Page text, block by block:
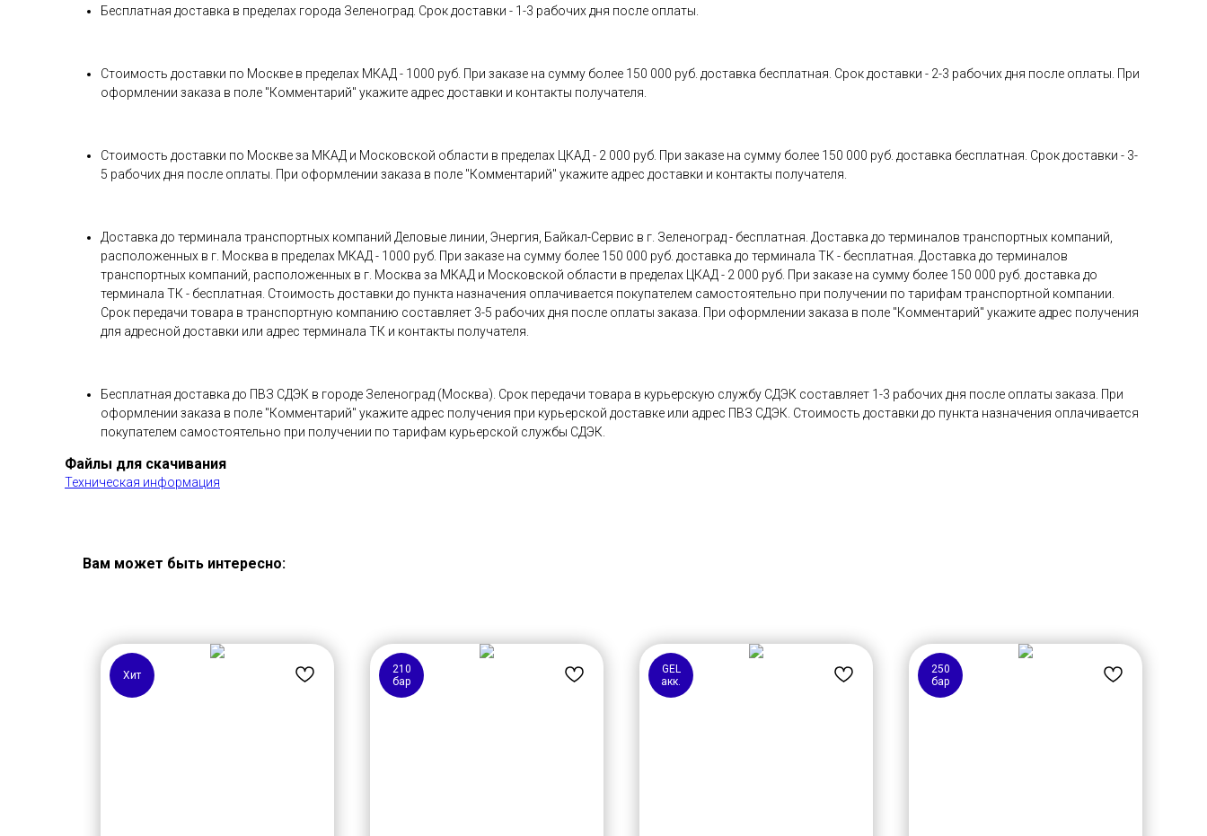
Бесплатная доставка в пределах города Зеленоград. Срок доставки - 1-3 рабочих дня после оплаты.
Стоимость доставки по Москве в пределах МКАД - 1000 руб. При заказе на сумму более 150 000 руб. доставка бесплатная. Срок доставки - 2-3 рабочих дня после оплаты. При
оформлении заказа в поле "Комментарий" укажите адрес доставки и контакты получателя.
Стоимость доставки по Москве за МКАД и Московской области в пределах ЦКАД - 2 000 руб. При заказе на сумму более 150 000 руб. доставка бесплатная. Срок доставки - 3-
5 рабочих дня после оплаты. При оформлении заказа в поле "Комментарий" укажите адрес доставки и контакты получателя.
Доставка до терминала транспортных компаний Деловые линии, Энергия, Байкал-Сервис в г. Зеленоград - бесплатная. Доставка до терминалов транспортных компаний,
расположенных в г. Москва в пределах МКАД - 1000 руб. При заказе на сумму более 150 000 руб. доставка до терминала ТК - бесплатная. Доставка до терминалов
транспортных компаний, расположенных в г. Москва за МКАД и Московской области в пределах ЦКАД - 2 000 руб. При заказе на сумму более 150 000 руб. доставка до
терминала ТК - бесплатная. Стоимость доставки до пункта назначения оплачивается покупателем самостоятельно при получении по тарифам транспортной компании.
Срок передачи товара в транспортную компанию составляет 3-5 рабочих дня после оплаты заказа. При оформлении заказа в поле "Комментарий" укажите адрес получения
для адресной доставки или адрес терминала ТК и контакты получателя.
Бесплатная доставка до ПВЗ СДЭК в городе Зеленоград (Москва). Срок передачи товара в курьерскую службу СДЭК составляет 1-3 рабочих дня после оплаты заказа. При
оформлении заказа в поле "Комментарий" укажите адрес получения при курьерской доставке или адрес ПВЗ СДЭК. Стоимость доставки до пункта назначения оплачивается
покупателем самостоятельно при получении по тарифам курьерской службы СДЭК.
Файлы для скачивания
Техническая информация
Вам может быть интересно:
Хит
210
бар
GEL
акк.
250
бар